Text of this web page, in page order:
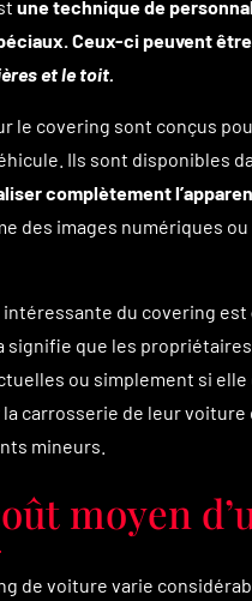
une technique de
Ceux-ci peuvent
et le toit.
le covering sont conçus
Ils sont disponibles
complètement
des images numériques
du covering est
signifie que les
ou simplement si
carrosserie de leur
mineurs.
moyen
de voiture varie